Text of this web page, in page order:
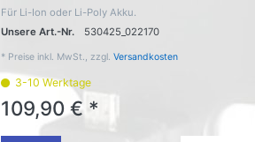
Für Li-Ion oder Li-Poly Akku.
Unsere Art.-Nr.
530425_022170
* Preise inkl. MwSt., zzgl. Versandkosten
3-10 Werktage
109,90 € *